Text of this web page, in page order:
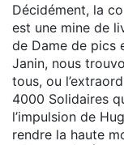
Décidément, la
est une mine de
de Dame de pics
Janin, nous
tous, ou
4000 Solidaires
l’impulsion de
rendre la haute